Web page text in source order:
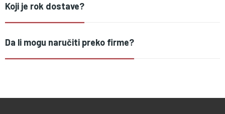
Koji je rok dostave?
Da li mogu naručiti preko firme?